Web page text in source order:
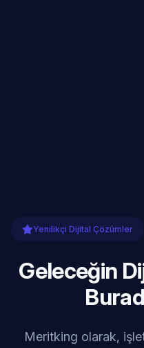
Yenilikçi Dijital Çözümler
Geleceğin
Meritking olarak,